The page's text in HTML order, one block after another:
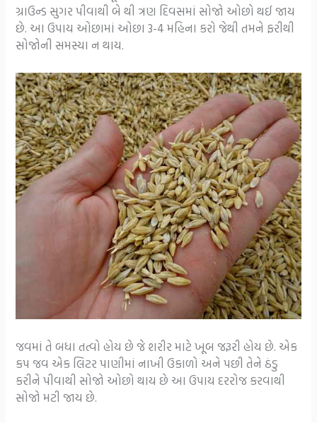
ગ્રાઉન્ડ સુગર પીવાથી બે થી ત્રણ દિવસમાં સોજો ઓછો થઈ જાય
છે. આ ઉપાય ઓછામાં ઓછા 3-4 મહિના કરો જેથી તમને ફરીથી
સોજોની સમસ્યા ન થાય.
જવમાં તે બધા તત્વો હોય છે જે શરીર માટે ખૂબ જરૂરી હોય છે. એક
કપ જવ એક લિટર પાણીમાં નાખી ઉકાળો અને પછી તેને ઠંડુ
કરીને પીવાથી સોજો ઓછો થાય છે આ ઉપાય દરરોજ કરવાથી
સોજો મટી જાય છે.